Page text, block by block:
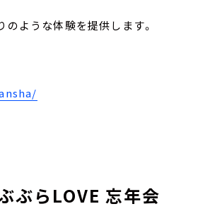
ような体験を提供します。
ぶらLOVE 忘年会